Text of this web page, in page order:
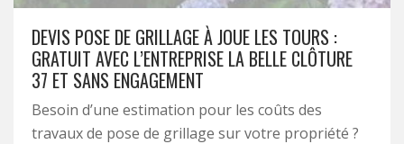
DEVIS POSE DE GRILLAGE À JOUE LES TOURS :
GRATUIT AVEC L’ENTREPRISE LA BELLE CLÔTURE
37 ET SANS ENGAGEMENT
Besoin d’une estimation pour les coûts des
travaux de pose de grillage sur votre propriété ?